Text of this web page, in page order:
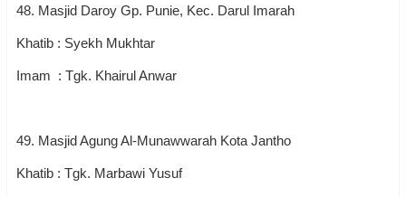
48. Masjid Daroy Gp. Punie, Kec. Darul Imarah
Khatib : Syekh Mukhtar
Imam : Tgk. Khairul Anwar
49. Masjid Agung Al-Munawwarah Kota Jantho
Khatib : Tgk. Marbawi Yusuf